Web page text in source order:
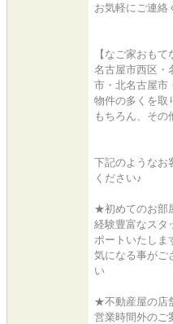
お気軽にご連絡
【なご家おも
名古屋市西区・
市・北名古屋市
物件の多くを取
もちろん、その
下記のようなお
ください♪
★初めてのお部
経験豊富なスタ
ポートいたしま
気になる事がご
い
★不動産屋の店
営業時間外のご